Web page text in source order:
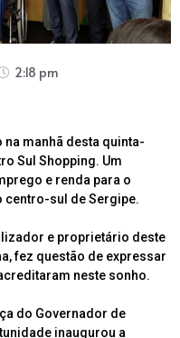
2:18 pm
manhã desta quinta-
Sul Shopping. Um
e renda para o
centro-sul de Sergipe.
e proprietário deste
fez questão de expressar
neste sonho.
do Governador de
inaugurou a